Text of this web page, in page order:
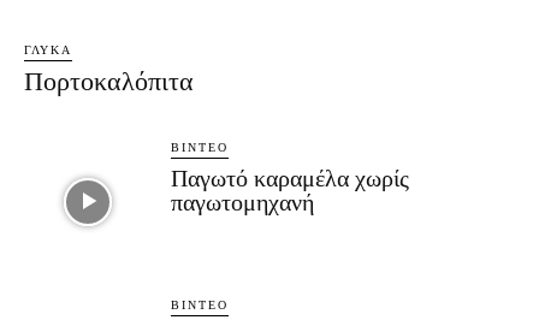
ΓΛΥΚΆ
Πορτοκαλόπιτα
ΒΊΝΤΕΟ
Παγωτό καραμέλα χωρίς
παγωτομηχανή
ΒΊΝΤΕΟ